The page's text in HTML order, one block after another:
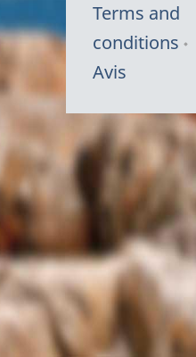
Terms and
conditions
Avis